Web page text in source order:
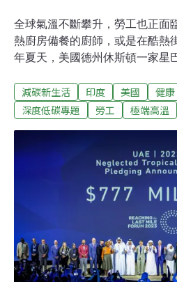
全球氣溫不斷攀升，勞工也正面
熱廚房備餐的廚師，或是在酷熱
年夏天，美國德州休斯頓一家星
種自救措施，工會也積極推動修
停工溫度，以保障勞工健康。炎
勞工或打零工者，卻要在高溫下
Canary》報導，英國工會聯盟（
境會導致脫水、皮疹、昏厥，甚
勞工罹患皮膚癌的機率，也是其
溫影響下，從個人的避暑妙招
下的抗爭正熱烈展開。高溫危害
員熱到昏倒據《Grist》報導，美
德茲（Oscar Hernández），因
致他長時間在高溫下工作
減碳新生活 印度 美國 健康
深度低碳專題
勞工 極端高溫